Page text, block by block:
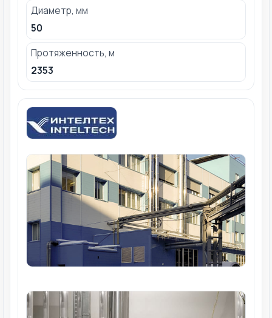
Диаметр, мм
50
Протяженность, м
2353